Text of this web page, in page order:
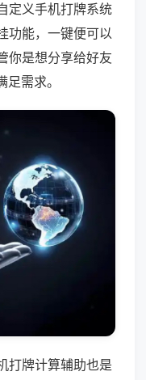
定义手机打牌系统
功能，一键便可以
你是想分享给好友
需求。
打牌计算辅助也是